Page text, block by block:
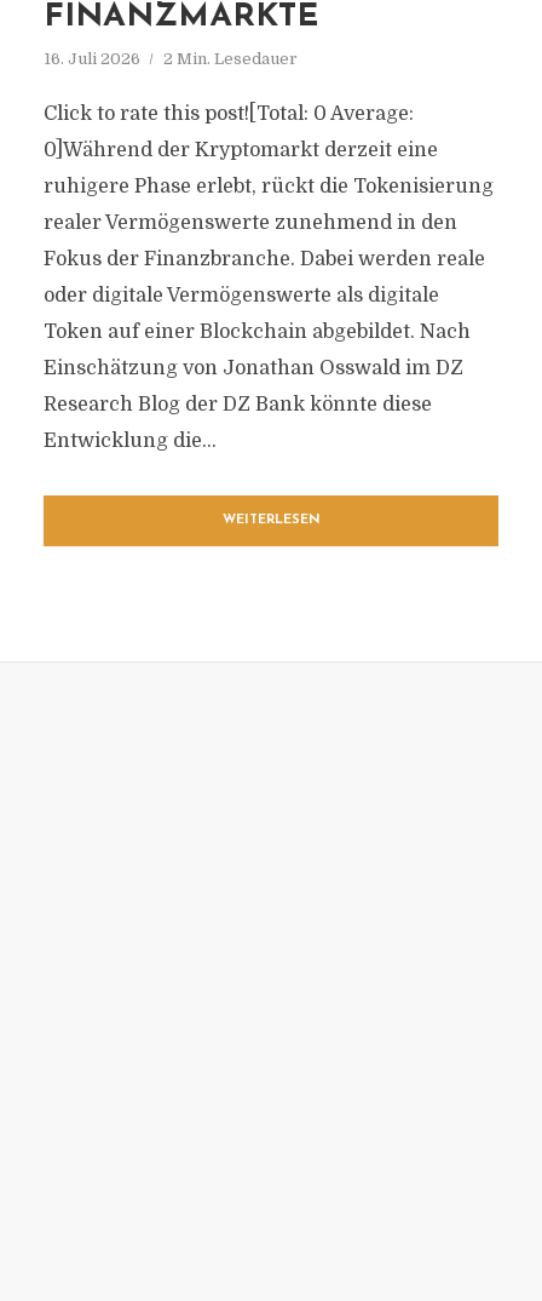
FINANZMÄRKTE
16. Juli 2026 2 Min. Lesedauer
Click to rate this post![Total: 0 Average:
0]Während der Kryptomarkt derzeit eine
ruhigere Phase erlebt, rückt die Tokenisierung
realer Vermögenswerte zunehmend in den
Fokus der Finanzbranche. Dabei werden reale
oder digitale Vermögenswerte als digitale
Token auf einer Blockchain abgebildet. Nach
Einschätzung von Jonathan Osswald im DZ
Research Blog der DZ Bank könnte diese
Entwicklung die...
WEITERLESEN